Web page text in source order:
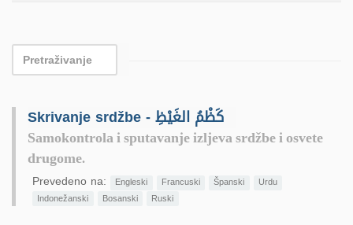
Skrivanje srdžbe - كَظْمُ الغَيْظِ
Samokontrola i sputavanje izljeva srdžbe i osvete
drugome.
Prevedeno na: Engleski Francuski Španski
Urdu
Indonežanski
Bosanski Ruski